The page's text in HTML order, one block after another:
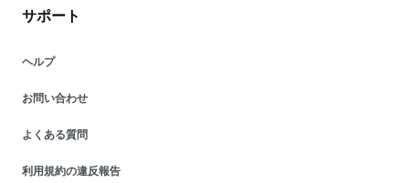
サポート
ヘルプ
お問い合わせ
よくある質問
利用規約の違反報告